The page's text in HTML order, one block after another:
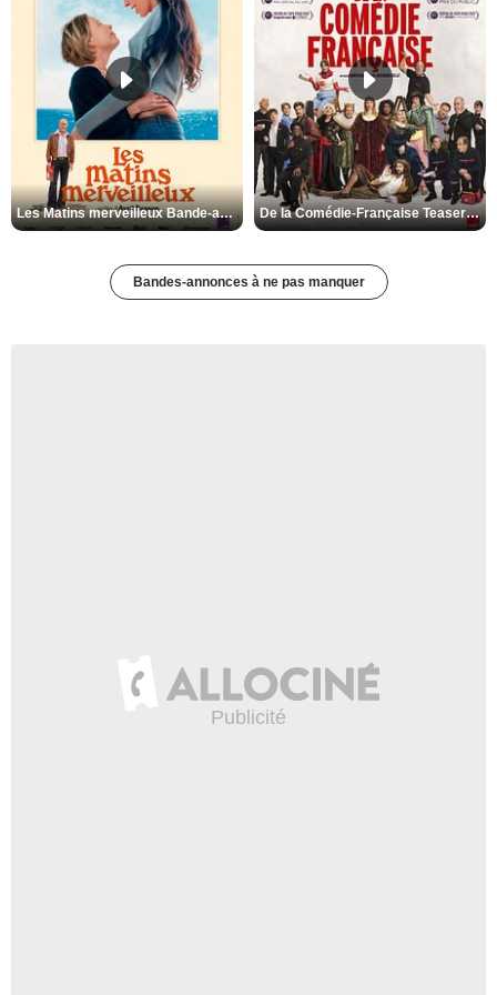
Les Matins merveilleux Bande-annonce VF De la Comédie-Française Teaser VF
Bandes-annonces à ne pas manquer